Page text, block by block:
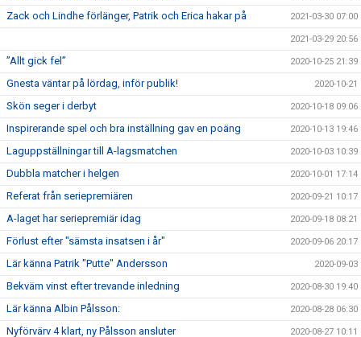
Zack och Lindhe förlänger, Patrik och Erica hakar på 2021-03-30 07:00
2021-03-29 20:56
”Allt gick fel” 2020-10-25 21:39
Gnesta väntar på lördag, inför publik! 2020-10-21
Skön seger i derbyt 2020-10-18 09:06
Inspirerande spel och bra inställning gav en poäng 2020-10-13 19:46
Laguppställningar till A-lagsmatchen 2020-10-03 10:39
Dubbla matcher i helgen 2020-10-01 17:14
Referat från seriepremiären 2020-09-21 10:17
A-laget har seriepremiär idag 2020-09-18 08:21
Förlust efter "sämsta insatsen i år" 2020-09-06 20:17
Lär känna Patrik "Putte" Andersson 2020-09-03
Bekväm vinst efter trevande inledning 2020-08-30 19:40
Lär känna Albin Pålsson: 2020-08-28 06:30
Nyförvärv 4 klart, ny Pålsson ansluter 2020-08-27 10:11